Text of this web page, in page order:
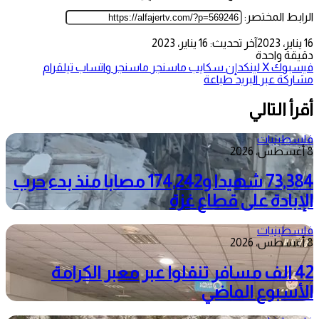
الرابط المختصر:
16 يناير، 2023
آخر تحديث: 16 يناير، 2023
دقيقة واحدة
فيسبوك‫Xلينكدإن سكايب ماسنجر ماسنجر واتساب تيلقرام
مشاركة عبر البريد طباعة
أقرأ التالي
فلسطينيات
8 أغسطس، 2026
73,384 شهيدا و174,242 مصابا منذ بدء حرب
الإبادة على قطاع غزة
فلسطينيات
8 أغسطس، 2026
42 الف مسافر تنقلوا عبر معبر الكرامة
الأسبوع الماضي